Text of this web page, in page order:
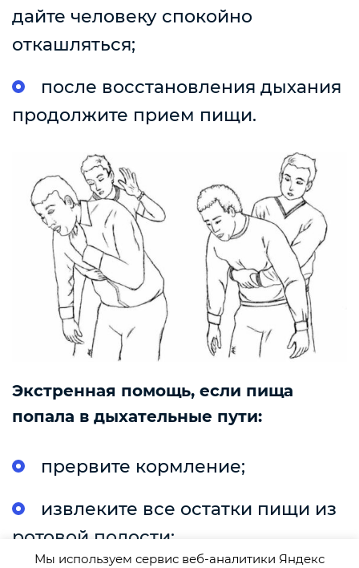
дайте человеку спокойно
откашляться;
после восстановления дыхания
продолжите прием пищи.
Экстренная помощь, если пища
попала в дыхательные пути:
прервите кормление;
извлеките все остатки пищи из
ротовой полости;
Мы используем сервис веб-аналитики Яндекс